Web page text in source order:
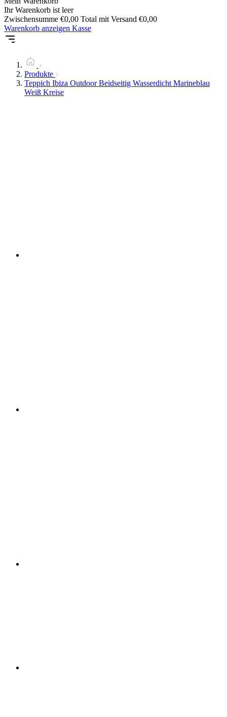
Ihr Warenkorb ist leer
Zwischensumme €0,00 Total mit Versand €0,00
Warenkorb anzeigen Kasse
Produkte
Teppich Ibiza Outdoor Beidseitig Wasserdicht Marineblau
Weiß Kreise